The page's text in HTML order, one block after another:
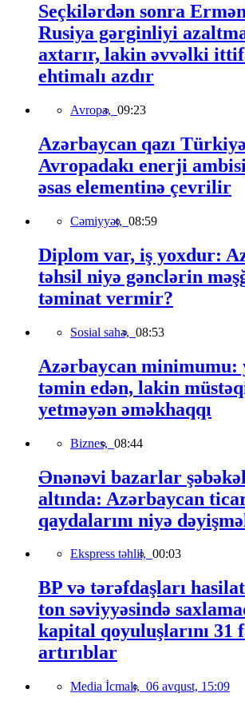
Seçkilərdən sonra
Rusiya gərginliyi
axtarır, lakin əvvəlki
ehtimalı azdır
Avropa, 09:23
Azərbaycan qazı
Avropadakı enerji
əsas elementinə çevrilir
Cəmiyyət, 08:59
Diplom var, iş yoxdur:
təhsil niyə gənclərin
təminat vermir?
Sosial sahə, 08:53
Azərbaycan minimumu:
təmin edən, lakin
yetməyən əməkhaqqı
Biznes, 08:44
Ənənəvi bazarlar
altında: Azərbaycan
qaydalarını niyə
Ekspress təhlil, 00:03
BP və tərəfdaşları
ton səviyyəsində
kapital qoyuluşlarını 31
artırıblar
Media İcmalı, 06 avqust, 15:09